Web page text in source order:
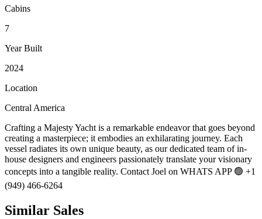
Cabins
7
Year Built
2024
Location
Central America
Crafting a Majesty Yacht is a remarkable endeavor that goes beyond
creating a masterpiece; it embodies an exhilarating journey. Each
vessel radiates its own unique beauty, as our dedicated team of in-
house designers and engineers passionately translate your visionary
concepts into a tangible reality. Contact Joel on WHATS APP 🟢 +1
(949) 466-6264
Similar Sales